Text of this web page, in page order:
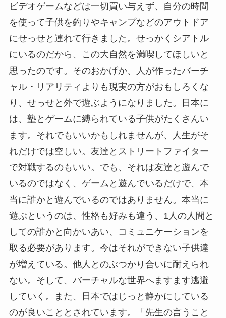
ビデオゲームなどは一切買い与えず、自分の時間
を使って子供を釣りやキャンプなどのアウトドア
にせっせと連れて行きました。せっかくシアトル
にいるのだから、この大自然を満喫してほしいと
思ったのです。そのおかげか、人が作ったバーチ
ャル・リアリティよりも現実の方がおもしろくな
り、せっせと外で遊ぶようになりました。日本に
は、塾とゲームに縛られている子供がたくさんい
ます。それでもいいかもしれませんが、人生がそ
れだけでは空しい。友達とストリートファイター
で対戦するのもいい。でも、それは友達と遊んで
いるのではなく、ゲームと遊んでいるだけで、本
当に誰かと遊んでいるのではありません。本当に
遊ぶというのは、性格も好みも違う、1人の人間と
しての誰かと向かいあい、コミュニケーションを
取る必要があります。今はそれができない子供達
が増えている。他人とのぶつかり合いに耐えられ
ない。そして、バーチャルな世界へますます逃避
していく。また、日本ではじっと静かにしている
のが良いこととされています。「先生の言うこと